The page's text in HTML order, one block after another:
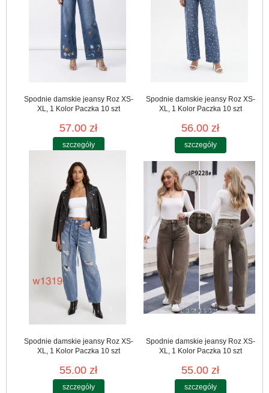
Spodnie damskie jeansy Roz XS-
XL, 1 Kolor Paczka 10 szt
57.00 zł
szczegóły
Spodnie damskie jeansy Roz XS-
XL, 1 Kolor Paczka 10 szt
56.00 zł
szczegóły
Spodnie damskie jeansy Roz XS-
XL, 1 Kolor Paczka 10 szt
55.00 zł
szczegóły
Spodnie damskie jeansy Roz XS-
XL, 1 Kolor Paczka 10 szt
55.00 zł
szczegóły